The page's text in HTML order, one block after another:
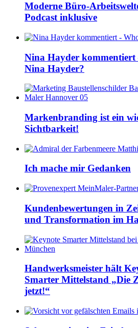
Moderne Büro-
Podcast inklusive
Nina Hayder kommentiert
Nina Hayder?
Markenbranding ist ein
Sichtbarkeit!
Ich mache mir Gedanken
Kundenbewertungen in
und Transformation im
Handwerksmeister hält
Smarter Mittelstand „Die
jetzt!“